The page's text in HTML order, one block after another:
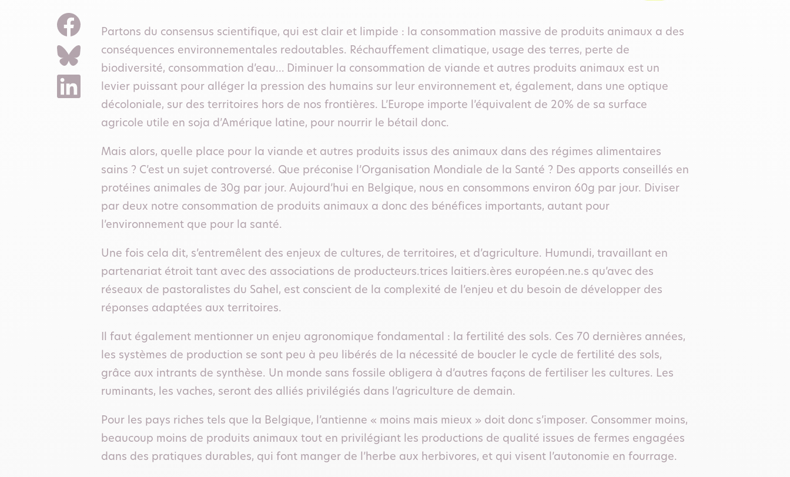
Partons du consensus scientifique, qui est clair et limpide : la consommation massive de produits animaux a des
conséquences environnementales redoutables. Réchauffement climatique, usage des terres, perte de
biodiversité, consommation d’eau… Diminuer la consommation de viande et autres produits animaux est un
levier puissant pour alléger la pression des humains sur leur environnement et, également, dans une optique
décoloniale, sur des territoires hors de nos frontières. L’Europe importe l’équivalent de 20% de sa surface
agricole utile en soja d’Amérique latine, pour nourrir le bétail donc.
Mais alors, quelle place pour la viande et autres produits issus des animaux dans des régimes alimentaires
sains ? C’est un sujet controversé. Que préconise l’Organisation Mondiale de la Santé ? Des apports conseillés en
protéines animales de 30g par jour. Aujourd’hui en Belgique, nous en consommons environ 60g par jour. Diviser
par deux notre consommation de produits animaux a donc des bénéfices importants, autant pour
l’environnement que pour la santé.
Une fois cela dit, s’entremêlent des enjeux de cultures, de territoires, et d’agriculture. Humundi, travaillant en
partenariat étroit tant avec des associations de producteurs.trices laitiers.ères européen.ne.s qu’avec des
réseaux de pastoralistes du Sahel, est conscient de la complexité de l’enjeu et du besoin de développer des
réponses adaptées aux territoires.
Il faut également mentionner un enjeu agronomique fondamental : la fertilité des sols. Ces 70 dernières années,
les systèmes de production se sont peu à peu libérés de la nécessité de boucler le cycle de fertilité des sols,
grâce aux intrants de synthèse. Un monde sans fossile obligera à d’autres façons de fertiliser les cultures. Les
ruminants, les vaches, seront des alliés privilégiés dans l’agriculture de demain.
Pour les pays riches tels que la Belgique, l’antienne « moins mais mieux » doit donc s’imposer. Consommer moins,
beaucoup moins de produits animaux tout en privilégiant les productions de qualité issues de fermes engagées
dans des pratiques durables, qui font manger de l’herbe aux herbivores, et qui visent l’autonomie en fourrage.